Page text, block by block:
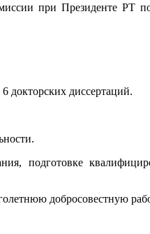
при Президенте РТ
докторских диссертаций.
подготовке
добросовестную